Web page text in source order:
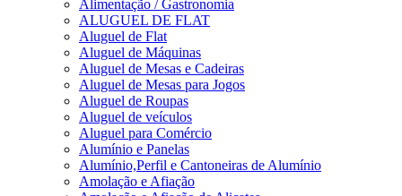
Alimentação / Gastronomia
ALUGUEL DE FLAT
Aluguel de Flat
Aluguel de Máquinas
Aluguel de Mesas e Cadeiras
Aluguel de Mesas para Jogos
Aluguel de Roupas
Aluguel de veículos
Aluguel para Comércio
Alumínio e Panelas
Alumínio,Perfil e Cantoneiras de Alumínio
Amolação e Afiação